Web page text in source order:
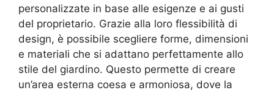
personalizzate in base alle esigenze e ai gusti
del proprietario. Grazie alla loro flessibilità di
design, è possibile scegliere forme, dimensioni
e materiali che si adattano perfettamente allo
stile del giardino. Questo permette di creare
un’area esterna coesa e armoniosa, dove la